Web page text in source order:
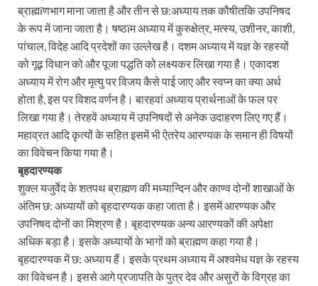
ब्राह्मïणभाग माना जाता है और तीन से छ:अध्याय तक कौषीतकि उपनिषद
के रूप में जाना जाता है। षष्ठïम अध्याय में कुरुक्षेत्र, मत्स्य, उशीनर, काशी,
पांचाल, विदेह आदि प्रदेशों का उल्लेख है। दशम अध्याय में यज्ञ के रहस्यों
को गूढ़ विधान को और पूजा पद्धति को लक्ष्यकर लिखा गया है। एकादश
अध्याय में रोग और मृत्यु पर विजय कैसे पाई जाए और स्वप्न का क्या अर्थ
होता है, इस पर विशद वर्णन है। बारहवां अध्याय प्रार्थनाओं के फल पर
लिखा गया है। तेरहवें अध्याय में उपनिषदों से अनेक उदाहरण लिए गए हैं।
महाव्रत आदि कृत्यों के सहित इसमें भी ऐतरेय आरण्यक के समान ही विषयों
का विवेचन किया गया है।
बृहदारण्यक
शुक्ल यजुर्वेद के शतपथ ब्राह्मण की मध्यान्दिन और काण्व दोनों शाखाओं के
अंतिम छ: अध्यायों को बृहदारण्यक कहा जाता है। इसमें आरण्यक और
उपनिषद दोनों का मिश्रण है। बृहदारण्यक अन्य आरण्यकों की अपेक्षा
अधिक बड़ा है। इसके अध्यायों के भागों को ब्राह्मण कहा गया है।
बृहदारण्यक में छ: अध्याय हैं। इसके प्रथम अध्याय में अश्वमेध यज्ञ के रहस्य
का विवेचन है। इससे आगे प्रजापति के पुत्र देव और असुरों के विग्रह का